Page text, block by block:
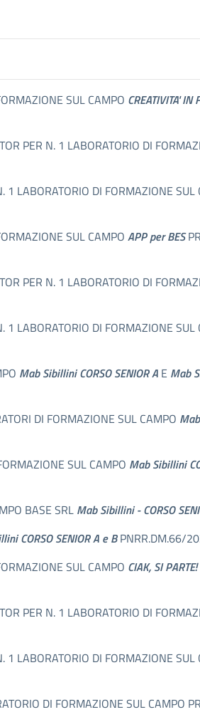
SUL CAMPO CREATIVITA' IN
PER N. 1 LABORATORIO DI
1 LABORATORIO DI FORMAZIONE SUL
SUL CAMPO APP per BES
PER N. 1 LABORATORIO DI
1 LABORATORIO DI FORMAZIONE SUL
Mab Sibillini CORSO SENIOR A E Mab
DI FORMAZIONE SUL CAMPO
SUL CAMPO Mab Sibillini
BASE SRL Mab Sibillini - CORSO
CORSO SENIOR A e BPNRR.DM.66/
SUL CAMPO CIAK, SI PARTE!
PER N. 1 LABORATORIO DI
1 LABORATORIO DI FORMAZIONE SUL
DI FORMAZIONE SUL CAMPO